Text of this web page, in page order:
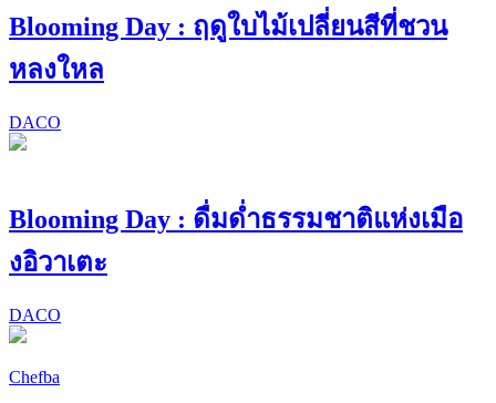
Blooming Day : ฤดูใบไม้เปลี่ยนสีที่ชวน
หลงใหล
DACO
Blooming Day : ดื่มด่ำธรรมชาติแห่งเมือ
งอิวาเตะ
DACO
Chefba